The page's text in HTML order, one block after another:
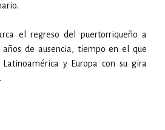
el regreso del puertorriqueño a
de ausencia, tiempo en el que
y Europa con su gira